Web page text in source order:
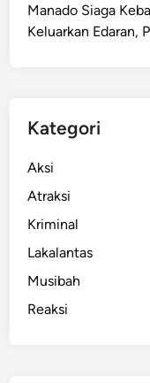
Manado Siaga
Keluarkan Edaran,
Kategori
Aksi
Atraksi
Kriminal
Lakalantas
Musibah
Reaksi